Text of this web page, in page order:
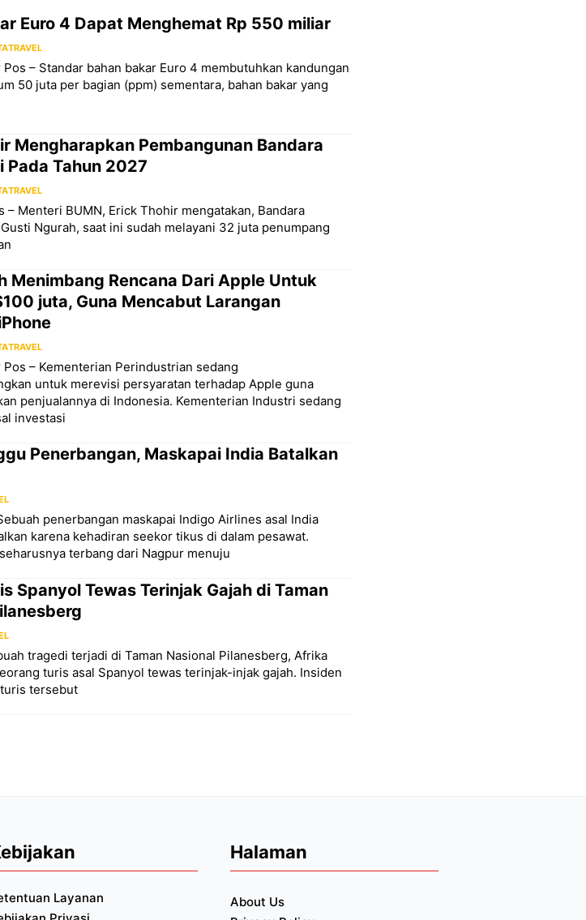
Euro 4 Dapat Menghemat Rp 550 miliar
TRAVEL
– Standar bahan bakar Euro 4 membutuhkan kandungan
50 juta per bagian (ppm) sementara, bahan bakar yang
Mengharapkan Pembangunan Bandara
Pada Tahun 2027
TRAVEL
– Menteri BUMN, Erick Thohir mengatakan, Bandara
Ngurah, saat ini sudah melayani 32 juta penumpang
Menimbang Rencana Dari Apple Untuk
juta, Guna Mencabut Larangan
TRAVEL
– Kementerian Perindustrian sedang
untuk merevisi persyaratan terhadap Apple guna
penjualannya di Indonesia. Kementerian Industri sedang
investasi
Penerbangan, Maskapai India Batalkan
penerbangan maskapai Indigo Airlines asal India
karena kehadiran seekor tikus di dalam pesawat.
terbang dari Nagpur menuju
Spanyol Tewas Terinjak Gajah di Taman
tragedi terjadi di Taman Nasional Pilanesberg, Afrika
turis asal Spanyol tewas terinjak-injak gajah. Insiden
tersebut
Layanan
Halaman
About Us